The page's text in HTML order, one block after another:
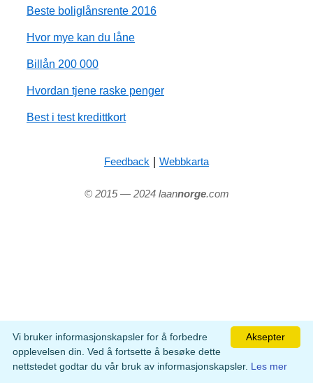
Beste boliglånsrente 2016
Hvor mye kan du låne
Billån 200 000
Hvordan tjene raske penger
Best i test kredittkort
Feedback | Webbkarta
© 2015 — 2024 laannorge.com
Aksepter
Vi bruker informasjonskapsler for å forbedre
opplevelsen din. Ved å fortsette å besøke dette
nettstedet godtar du vår bruk av informasjonskapsler. Les mer